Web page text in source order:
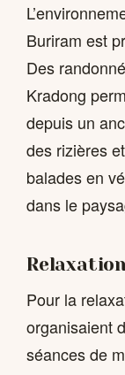
Buriram est
Des
Kradong
depuis un
des rizières
balades en
dans le
Pour la
organisaient
séances de